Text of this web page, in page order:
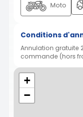
Moto
Conditions
Annulation gratuite
commande (hors
+
−